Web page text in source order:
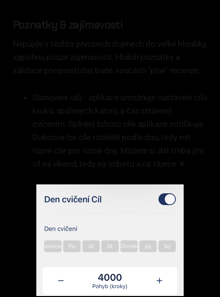
Poznatky & zajímavosti
Nepůjde v těchto prvotních dojmech do velké hloubky,
vypíchnu pouze zajímavosti. Hlubší poznatky a
validace přesnosti dat bude součástí "plné" recenze.
Stanovení cílů - aplikace umožňuje nastavení cílů
kroků, spálených kalorií, a čas strávený
cvičením. Splnění tohoto cíle aplikace notifikuje.
Dokonce lze cíle rozdělit podle dnu, tedy mít
různé cíle pro různé dny. Můžete si dát třeba jiný
cíl na víkend, tedy na sobotu a na slunce ☀